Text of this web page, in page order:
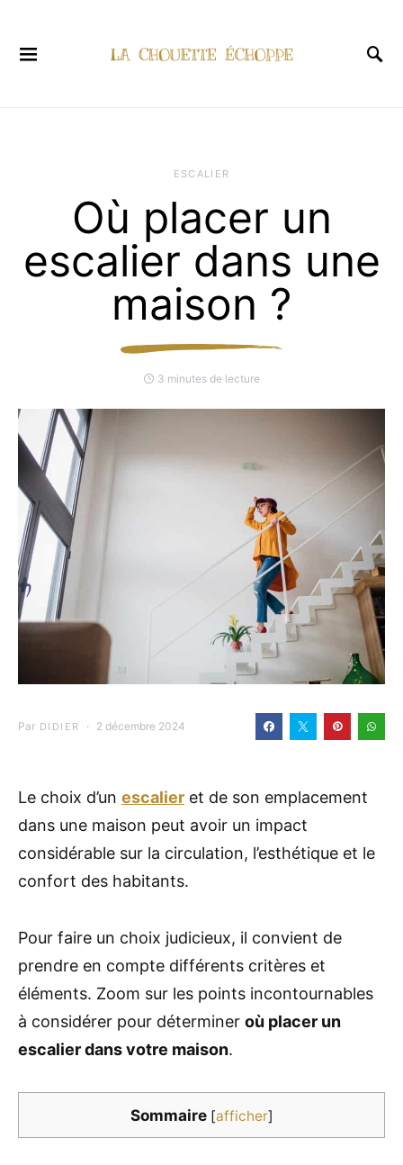
ESCALIER
Où placer un
escalier dans une
maison ?
3 minutes de lecture
Par DIDIER 2 décembre 2024
Le choix d’un escalier et de son emplacement
dans une maison peut avoir un impact
considérable sur la circulation, l’esthétique et le
confort des habitants.
Pour faire un choix judicieux, il convient de
prendre en compte différents critères et
éléments. Zoom sur les points incontournables
à considérer pour déterminer où placer un
escalier dans votre maison.
Sommaire [afficher]